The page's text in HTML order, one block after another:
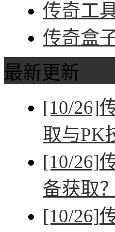
传奇工
传奇盒
最新更新
[10/26]
取与PK
[10/26]
备获取？
[10/26]